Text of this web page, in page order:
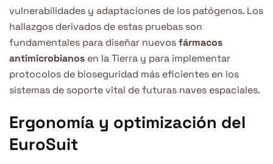
vulnerabilidades y adaptaciones de los patógenos. Los
hallazgos derivados de estas pruebas son
fundamentales para diseñar nuevosfármacos
antimicrobianos en la Tierra y para implementar
protocolos de bioseguridad más eficientes en los
sistemas de soporte vital de futuras naves espaciales.
Ergonomía y optimización del
EuroSuit